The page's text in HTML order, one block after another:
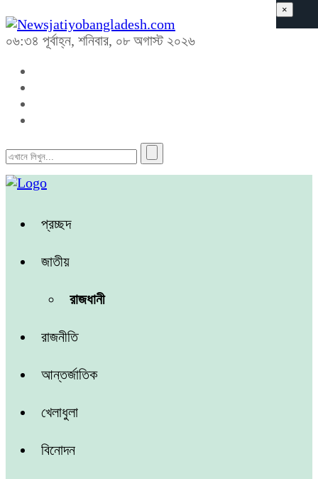
০৬:৩৪ পূর্বাহ্ন, শনিবার, ০৮ অগাস্ট ২০২৬
প্রচ্ছদ
জাতীয়
রাজধানী
রাজনীতি
আন্তর্জাতিক
খেলাধুলা
বিনোদন
×